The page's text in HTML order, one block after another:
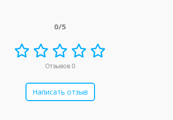
0/5
Отзывов 0
Написать отзыв